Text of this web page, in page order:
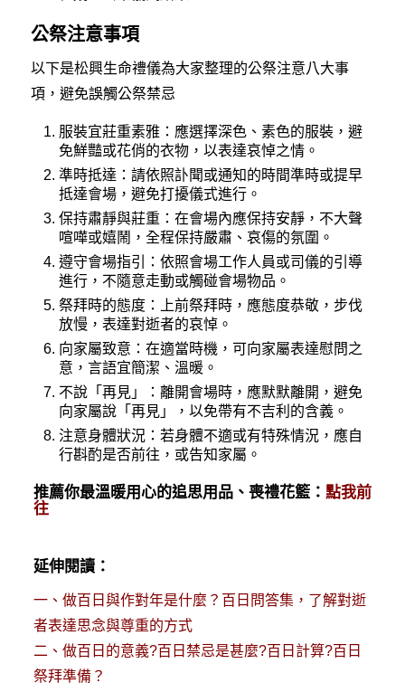
公祭注意事項
以下是松興生命禮儀為大家整理的公祭注意八大事
項，避免誤觸公祭禁忌
服裝宜莊重素雅：應選擇深色、素色的服裝，避
免鮮豔或花俏的衣物，以表達哀悼之情。
準時抵達：請依照訃聞或通知的時間準時或提早
抵達會場，避免打擾儀式進行。
保持肅靜與莊重：在會場內應保持安靜，不大聲
喧嘩或嬉鬧，全程保持嚴肅、哀傷的氛圍。
遵守會場指引：依照會場工作人員或司儀的引導
進行，不隨意走動或觸碰會場物品。
祭拜時的態度：上前祭拜時，應態度恭敬，步伐
放慢，表達對逝者的哀悼。
向家屬致意：在適當時機，可向家屬表達慰問之
意，言語宜簡潔、溫暖。
不說「再見」：離開會場時，應默默離開，避免
向家屬說「再見」，以免帶有不吉利的含義。
注意身體狀況：若身體不適或有特殊情況，應自
行斟酌是否前往，或告知家屬。
推薦你最溫暖用心的追思用品、喪禮花籃： 點我前
往
延伸閱讀：
一、 做百日與作對年是什麼？百日問答集，了解對逝
者表達思念與尊重的方式
二、 做百日的意義?百日禁忌是甚麼?百日計算?百日
祭拜準備？